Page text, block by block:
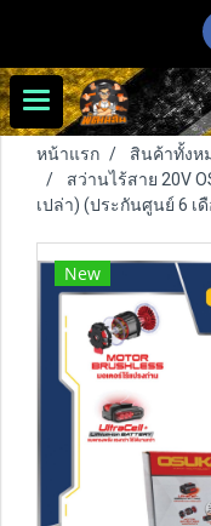
หน้าแรก สินค้าทั้งห
สว่านไร้สาย 20V
เปล่า) (ประกันศูนย์ 6 เ
New